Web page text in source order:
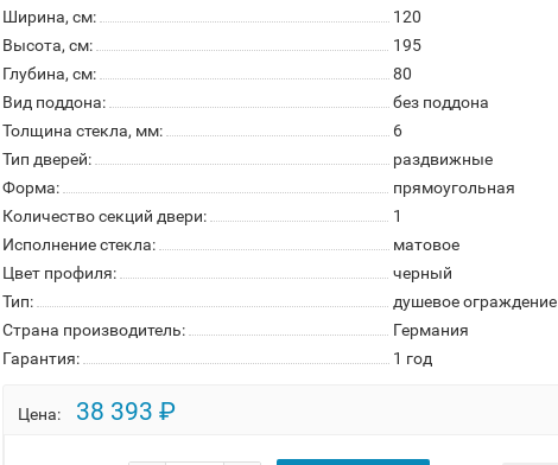
Ширина, см:
120
Высота, см:
195
Глубина, см:
80
Вид поддона:
без поддона
Толщина стекла, мм:
6
Тип дверей:
раздвижные
Форма:
прямоугольная
Количество секций двери:
1
Исполнение стекла:
матовое
Цвет профиля:
черный
Тип:
душевое ограждение
Страна производитель:
Германия
Гарантия:
1 год
Цена: 38 393 ₽